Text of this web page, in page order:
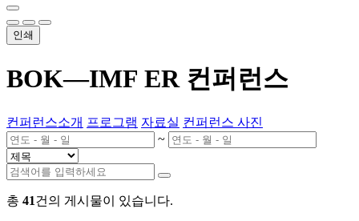
인쇄
BOK―IMF ER 컨퍼런스
컨퍼런스소개 프로그램 자료실 컨퍼런스 사진
~
총 41건의 게시물이 있습니다.